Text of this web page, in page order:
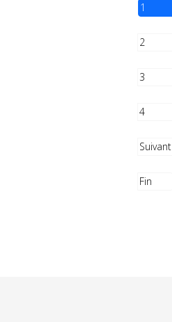
1
2
3
4
Suivant
Fin